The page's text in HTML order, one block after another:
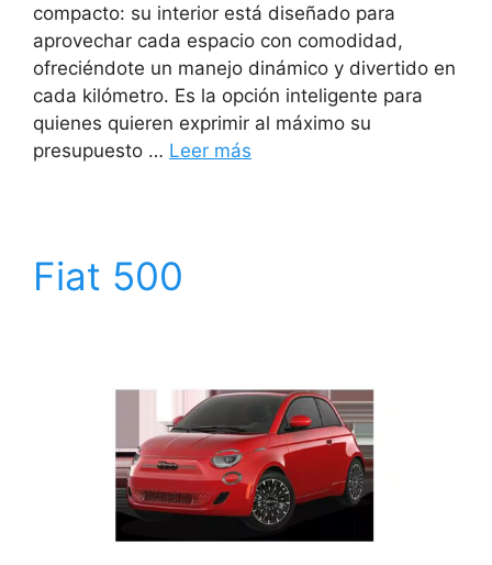
compacto: su interior está diseñado para
aprovechar cada espacio con comodidad,
ofreciéndote un manejo dinámico y divertido en
cada kilómetro. Es la opción inteligente para
quienes quieren exprimir al máximo su
presupuesto … Leer más
Fiat 500